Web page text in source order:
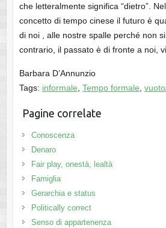
che letteralmente significa “dietro”.
concetto di tempo cinese il futuro è
di noi , alle nostre spalle perché non
contrario, il passato è di fronte a noi,
Barbara D’Annunzio
Tags: informale Tempo formale
Pagine correlate
Conoscenza
Denaro
Fair play, onestà, lealtà
Famiglia
Gerarchia e status
Politically correct
Senso di appartenenza